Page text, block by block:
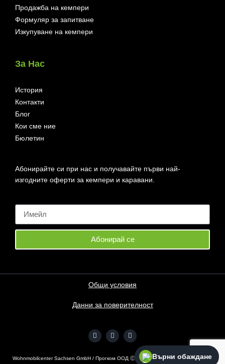
Върни обаждане
Продажба на кемпери
Формуляр за запитване
Изкупуване на кемпери
За Нас
История
Контакти
Блог
Кои сме ние
Бюлетин
Абонирайте си при нас и получавайте първи най-
изгодните оферти за кемпери и каравани.
Абонирай се
Общи условия
Данни за поверителност
Wohnmobilcenter Sachsen GmbH / Прогком ООД Ⓒ 2026– Всички права запазени.